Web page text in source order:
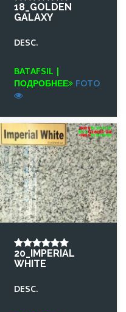
18_GOLDEN
GALAXY
DESC.
BATAFSIL |
ПОДРОБНЕЕ
FOTO
20_IMPERIAL
WHITE
DESC.